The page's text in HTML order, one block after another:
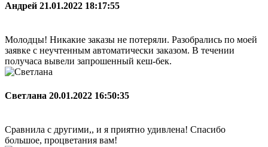
Андрей 21.01.2022 18:17:55
Молодцы! Никакие заказы не потеряли. Разобрались по моей
заявке с неучтенным автоматически заказом. В течении
получаса вывели запрошенный кеш-бек.
Светлана 20.01.2022 16:50:35
Сравнила с другими,, и я приятно удивлена! Спасибо
большое, процветания вам!